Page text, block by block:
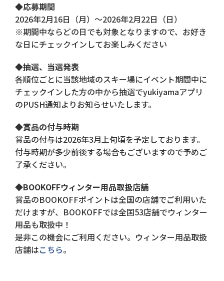
◆応募期間
2026年2月16日（月）〜2026年2月22日（日）
※期間中ならどの日でも対象となりますので、お好き
な日にチェックインしてお楽しみください
◆抽選、当選発表
各順位ごとに当該地域のスキー場にイベント期間中に
チェックインした方の中から抽選でyukiyamaアプリ
のPUSH通知よりお知らせいたします。
◆賞品の付与時期
賞品の付与は2026年3月上旬頃を予定しております。
付与時期が多少前後する場合もございますので予めご
了承ください。
◆BOOKOFFウィンター用品取扱店舗
賞品のBOOKOFFポイントは全国の店舗でご利用いた
だけますが、BOOKOFFでは全国53店舗でウィンター
用品も取扱中！
是非この機会にご利用ください。ウィンター用品取扱
店舗はこちら。